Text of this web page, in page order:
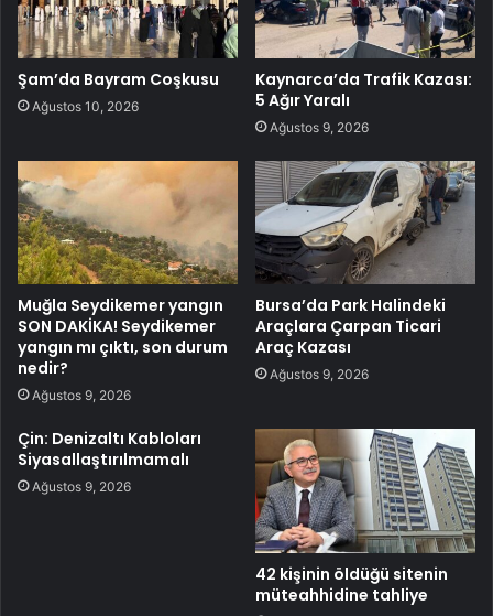
Şam’da Bayram Coşkusu
Ağustos 10, 2026
Kaynarca’da Trafik Kazası:
5 Ağır Yaralı
Ağustos 9, 2026
Muğla Seydikemer yangın
SON DAKİKA! Seydikemer
yangın mı çıktı, son durum
nedir?
Ağustos 9, 2026
Bursa’da Park Halindeki
Araçlara Çarpan Ticari
Araç Kazası
Ağustos 9, 2026
Çin: Denizaltı Kabloları
Siyasallaştırılmamalı
Ağustos 9, 2026
42 kişinin öldüğü sitenin
müteahhidine tahliye